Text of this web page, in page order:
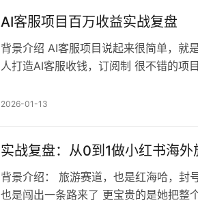
AI客服项目百万收益实战复盘
背景介绍 AI客服项目说起来很简单，就
人打造AI客服收钱，订阅制 很不错的项
效率更高的东西替代肯定是愿意花钱的
2026-01-13
实战复盘：从0到1做小红书海外
背景介绍： 旅游赛道，也是红海哈，封
也是闯出一条路来了 更宝贵的是她把整